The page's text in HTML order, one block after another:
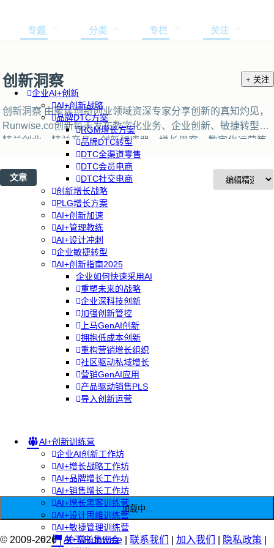
企业AI+创新
AI+创新战略
品牌DTC方案
RGM增长方案
品牌DTC转型
DTC全渠道零售
DTC会员电商
DTC社交电商
创新增长战略
PLG增长方案
AI+创新加速
AI+管理教练
AI+设计冲刺
企业敏捷转型
AI+创新指南2025
企业如何快速采用AI
重塑未来的战略
企业深科技创新
加强创新管控
上马GenAI创新
拥抱低成本创新
重构营销增长组织
社区驱动私域增长
营销GenAI应用
产品驱动销售PLS
导入创新运营
AI+创新训练营
企业AI创新工作坊
AI+增长战略工作坊
AI+品牌增长工作坊
AI+销售增长工作坊
AI+增长黑客训练营
AI+设计思维训练营
AI+敏捷管理训练营
AI+增长集思会
专题 分类 专栏 关注
创新洞察 + 关注
创新洞察 由聚焦创新创业领域资深专家分享创新的真知灼见，
Runwise.co创新每天发布数字化业务、企业创新、敏捷转型、
精益创业、精益产品、创新加速器、增长黑客、数字化运营等
方面权威专家提供权威洞察、专业建议和策略观点。
文章
加载中...
© 2009-2026 |关于Runwise 联系我们 加入我们 隐私政策